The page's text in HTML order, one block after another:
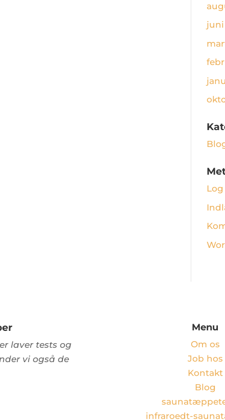
juni
laver tests og
vi også de
Menu
Om os
Job hos
Kontakt
Blog
infraroedt-